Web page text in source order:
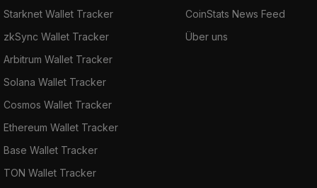
Starknet Wallet Tracker
zkSync Wallet Tracker
Arbitrum Wallet Tracker
Solana Wallet Tracker
Cosmos Wallet Tracker
Ethereum Wallet Tracker
Base Wallet Tracker
TON Wallet Tracker
CoinStats News Feed
Über uns